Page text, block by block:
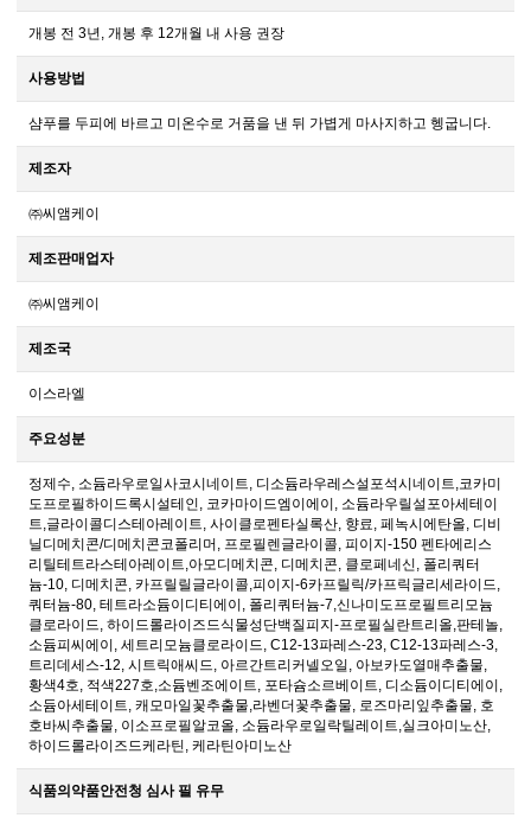
개봉 전 3년, 개봉 후 12개월 내 사용 권장
사용방법
샴푸를 두피에 바르고 미온수로 거품을 낸 뒤 가볍게 마사지하고 헹굽니다.
제조자
㈜씨앰케이
제조판매업자
㈜씨앰케이
제조국
이스라엘
주요성분
정제수, 소듐라우로일사코시네이트, 디소듐라우레스설포석시네이트,코카미
도프로필하이드록시설테인, 코카마이드엠이에이, 소듐라우릴설포아세테이
트,글라이콜디스테아레이트, 사이클로펜타실록산, 향료, 페녹시에탄올, 디비
닐디메치콘/디메치콘코폴리머, 프로필렌글라이콜, 피이지-150 펜타에리스
리틸테트라스테아레이트,아모디메치콘, 디메치콘, 클로페네신, 폴리쿼터
늄-10, 디메치콘, 카프릴릴글라이콜,피이지-6카프릴릭/카프릭글리세라이드,
쿼터늄-80, 테트라소듐이디티에이, 폴리쿼터늄-7,신나미도프로필트리모늄
클로라이드, 하이드롤라이즈드식물성단백질피지-프로필실란트리올,판테놀,
소듐피씨에이, 세트리모늄클로라이드, C12-13파레스-23, C12-13파레스-3,
트리데세스-12, 시트릭애씨드, 아르간트리커넬오일, 아보카도열매추출물,
황색4호, 적색227호,소듐벤조에이트, 포타슘소르베이트, 디소듐이디티에이,
소듐아세테이트, 캐모마일꽃추출물,라벤더꽃추출물, 로즈마리잎추출물, 호
호바씨추출물, 이소프로필알코올, 소듐라우로일락틸레이트,실크아미노산,
하이드롤라이즈드케라틴, 케라틴아미노산
식품의약품안전청 심사 필 유무